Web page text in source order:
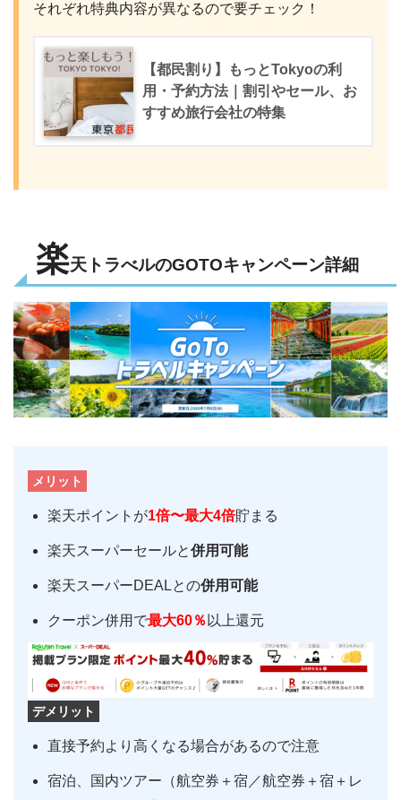
それぞれ特典内容が異なるので要チェック！
【都民割り】もっとTokyoの利
用・予約方法｜割引やセール、お
すすめ旅行会社の特集
楽天トラべルのGOTOキャンペーン詳細
メリット
楽天ポイントが1倍〜最大4倍貯まる
楽天スーパーセールと併用可能
楽天スーパーDEALとの併用可能
クーポン併用で最大60％ 以上還元
デメリット
直接予約より高くなる場合があるので注意
宿泊、国内ツアー（航空券＋宿／航空券＋宿＋レ